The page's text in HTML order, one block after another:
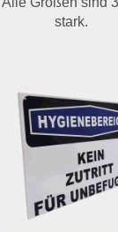
stark.